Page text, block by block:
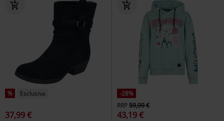
% Esclusiva
37,99 €
-28%
RRP59,99 €
43,19 €